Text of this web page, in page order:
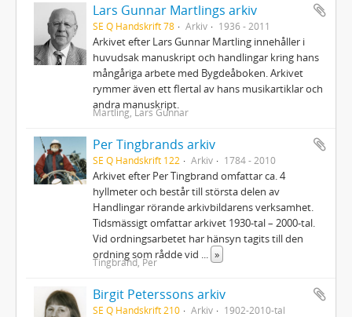
Lars Gunnar Martlings arkiv
SE Q Handskrift 78 Arkiv 1936 - 2011
Arkivet efter Lars Gunnar Martling innehåller i
huvudsak manuskript och handlingar kring hans
mångåriga arbete med Bygdeåboken. Arkivet
rymmer även ett flertal av hans musikartiklar och
andra manuskript.
Martling, Lars Gunnar
Per Tingbrands arkiv
SE Q Handskrift 122 Arkiv 1784 - 2010
Arkivet efter Per Tingbrand omfattar ca. 4
hyllmeter och består till största delen av
Handlingar rörande arkivbildarens verksamhet.
Tidsmässigt omfattar arkivet 1930-tal – 2000-tal.
Vid ordningsarbetet har hänsyn tagits till den
ordning som rådde vid
»
Tingbrand, Per
Birgit Peterssons arkiv
SE Q Handskrift 210 Arkiv 1902-2010-tal